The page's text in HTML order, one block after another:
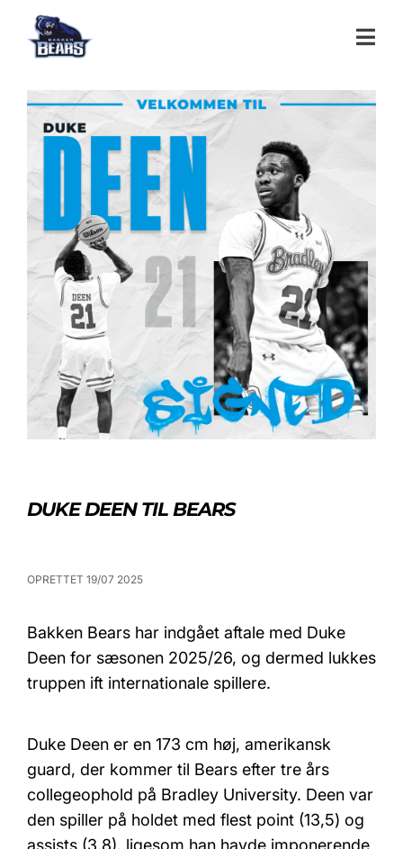
DUKE DEEN TIL BEARS
OPRETTET 19/07 2025
Bakken Bears har indgået aftale med Duke
Deen for sæsonen 2025/26, og dermed lukkes
truppen ift internationale spillere.
Duke Deen er en 173 cm høj, amerikansk
guard, der kommer til Bears efter tre års
collegeophold på Bradley University. Deen var
den spiller på holdet med flest point (13,5) og
assists (3,8), ligesom han havde imponerende